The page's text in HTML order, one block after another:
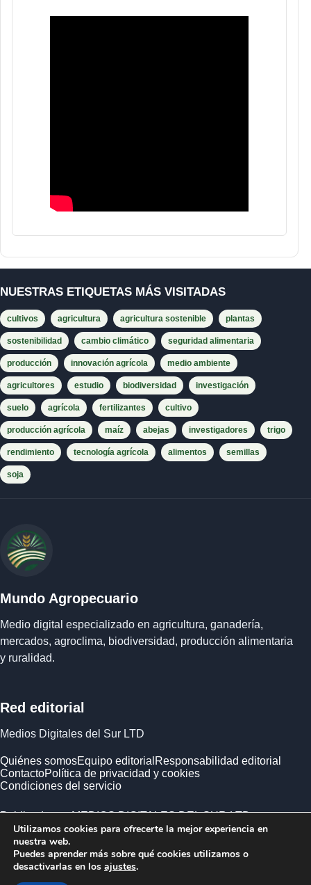
NUESTRAS ETIQUETAS MÁS VISITADAS
cultivos agricultura agricultura sostenible plantas
sostenibilidad cambio climático seguridad alimentaria
producción innovación agrícola medio ambiente
agricultores estudio biodiversidad investigación
suelo agrícola fertilizantes cultivo
producción agrícola maíz abejas investigadores trigo
rendimiento tecnología agrícola alimentos semillas
soja
Mundo Agropecuario
Medio digital especializado en agricultura, ganadería,
mercados, agroclima, biodiversidad, producción alimentaria
y ruralidad.
Red editorial
Medios Digitales del Sur LTD
Quiénes somosEquipo editorial Responsabilidad editorial
ContactoPolítica de privacidad y cookies
Condiciones del servicio
Publicado por MEDIOS DIGITALES DEL SUR LTD ·
Empresa registrada en Inglaterra y Gales.
Utilizamos cookies para ofrecerte la mejor experiencia en
nuestra web.
Puedes aprender más sobre qué cookies utilizamos o
desactivarlas en los ajustes.